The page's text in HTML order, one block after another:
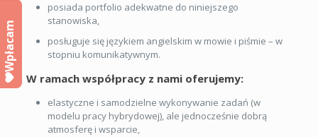
posiada portfolio adekwatne do niniejszego
stanowiska,
posługuje się językiem angielskim w mowie i piśmie – w
stopniu komunikatywnym.
W ramach współpracy z nami oferujemy:
elastyczne i samodzielne wykonywanie zadań (w
modelu pracy hybrydowej), ale jednocześnie dobrą
atmosferę i wsparcie,
Wpłacam